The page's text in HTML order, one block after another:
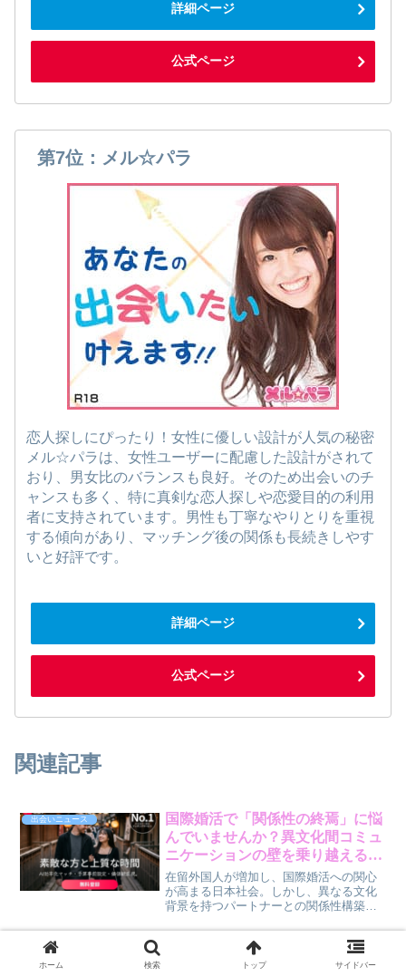
詳細ページ
公式ページ
第7位：メル☆パラ
恋人探しにぴったり！女性に優しい設計が人気の秘密
メル☆パラは、女性ユーザーに配慮した設計がされて
おり、男女比のバランスも良好。そのため出会いのチ
ャンスも多く、特に真剣な恋人探しや恋愛目的の利用
者に支持されています。男性も丁寧なやりとりを重視
する傾向があり、マッチング後の関係も長続きしやす
いと好評です。
詳細ページ
公式ページ
関連記事
出会いニュース
国際婚活で「関係性の終焉」に悩
んでいませんか？異文化間コミュ
ニケーションの壁を乗り越える方
法【賢作コラム】
在留外国人が増加し、国際婚活への関心
が高まる日本社会。しかし、異なる文化
背景を持つパートナーとの関係性構築に
新たな課題が立ちはだかります。特に、
関係が終わる際のコミュニケーションは
難しく、「疎遠行動」に走ってしまうケ
出会いニュース
「この人と飲んだら楽しそう」か
ら始まる新しい出会い！マッチン
ホーム 検索 トップ サイドバー